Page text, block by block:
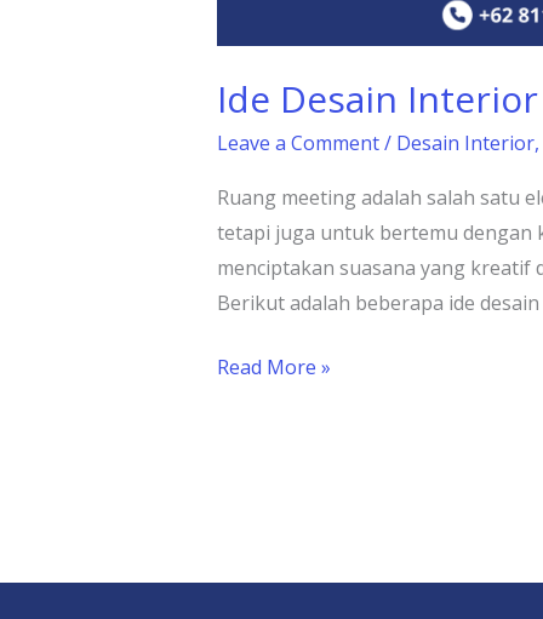
Ide Desain
Leave a Comment/ Desain Interior,
Ruang meeting adalah salah satu
tetapi juga untuk bertemu dengan
menciptakan suasana yang
Berikut adalah beberapa ide
Read More »